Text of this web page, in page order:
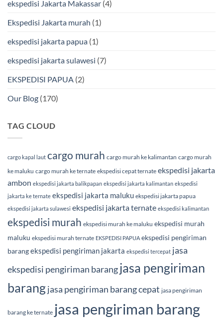
BMP
ekspedisi Jakarta Makassar (4)
Ekspedisi Jakarta murah (1)
ekspedisi jakarta papua (1)
ekspedisi jakarta sulawesi (7)
EKSPEDISI PAPUA (2)
Our Blog (170)
TAG CLOUD
cargo kapal laut cargo murah cargo murah ke kalimantan cargo murah
ke maluku cargo murah ke ternate ekspedisi cepat ternate ekspedisi jakarta
ambon ekspedisi jakarta balikpapan ekspedisi jakarta kalimantan ekspedisi
jakarta ke ternate ekspedisi jakarta maluku ekspedisi jakarta papua
ekspedisi jakarta sulawesi ekspedisi jakarta ternate ekspedisi kalimantan
ekspedisi murah ekspedisi murah ke maluku ekspedisi murah
maluku ekspedisi murah ternate EKSPEDISI PAPUA ekspedisi pengiriman
barangekspedisi pengiriman jakarta ekspedisi tercepat jasa
ekspedisi pengiriman barangjasa pengiriman
barangjasa pengiriman barang cepat jasa pengiriman
barang ke ternate jasa pengiriman barang